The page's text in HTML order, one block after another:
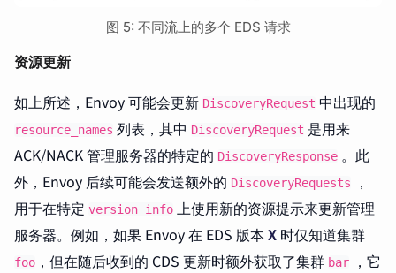
图 5: 不同流上的多个 EDS 请求
资源更新
如上所述，Envoy 可能会更新 DiscoveryRequest 中出现的
resource_names 列表，其中 DiscoveryRequest 是用来
ACK/NACK 管理服务器的特定的 DiscoveryResponse 。此
外，Envoy 后续可能会发送额外的 DiscoveryRequests
，
用于在特定 version_info 上使用新的资源提示来更新管理
服务器。例如，如果 Envoy 在 EDS 版本X 时仅知道集群
foo ，但在随后收到的 CDS 更新时额外获取了集群 bar
，它